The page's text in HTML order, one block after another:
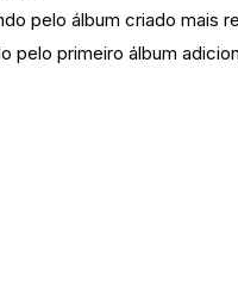
pelo álbum criado mais
pelo primeiro álbum